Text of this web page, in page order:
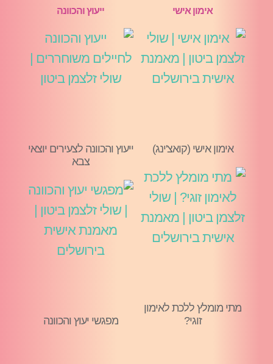
אימון אישי
אימון אישי (קואצ'ינג)
מתי מומלץ ללכת לאימון
זוגי?
ייעוץ והכוונה
ייעוץ והכוונה לצעירים יוצאי
צבא
מפגשי יעוץ והכוונה